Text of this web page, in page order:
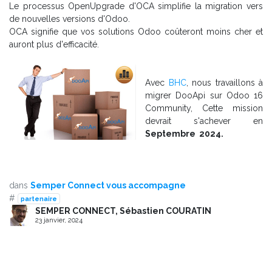
Le processus OpenUpgrade d'OCA simplifie la migration vers
de nouvelles versions d'Odoo.
OCA signifie que vos solutions Odoo coûteront moins cher et
auront plus d'efficacité.
Avec BHC, nous travaillons à
migrer DooApi sur Odoo 16
Community, Cette mission
devrait s'achever en
Septembre 2024.
dans Semper Connect vous accompagne
#
partenaire
SEMPER CONNECT, Sébastien COURATIN
23 janvier, 2024